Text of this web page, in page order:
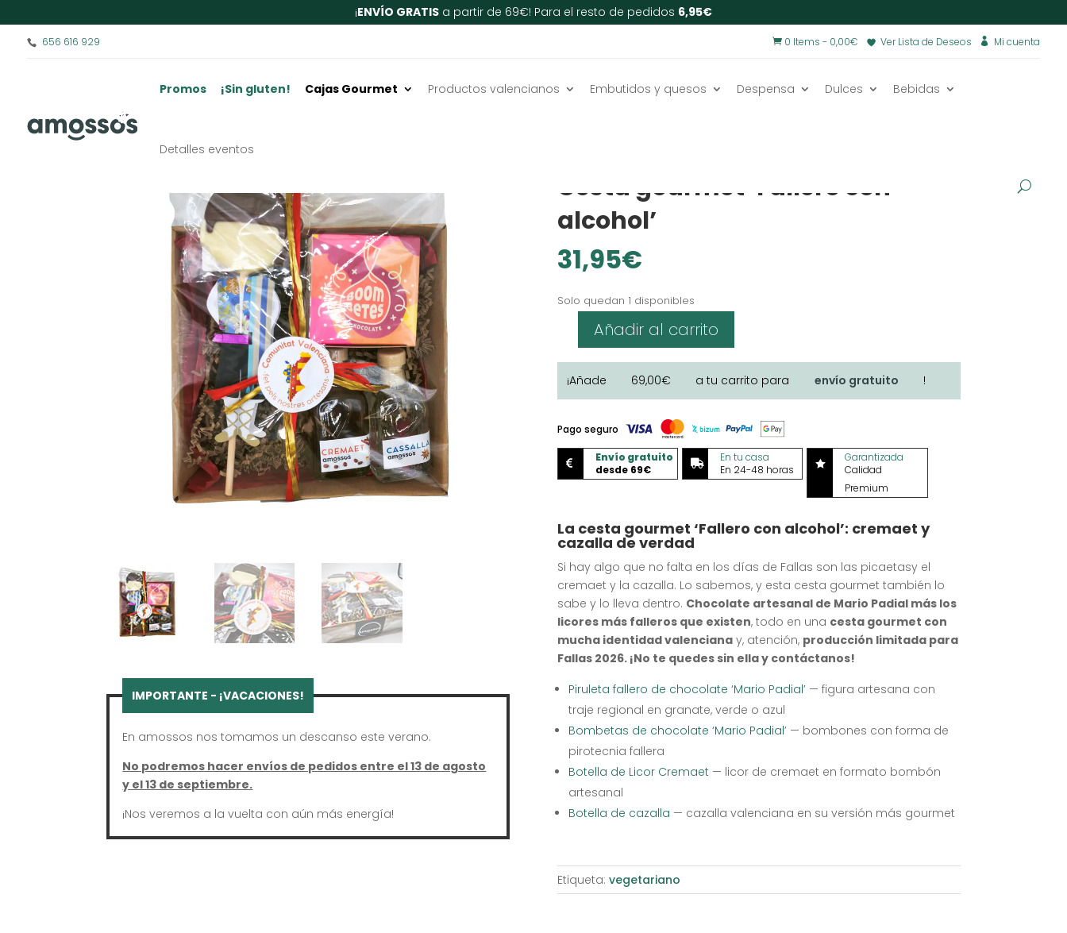
¡ENVÍO GRATIS a partir de 69€! Para el resto de pedidos 6,95€
656 616 929  Mi cuenta
Ver Lista de Deseos
 0 Items - 0,00€
Promos ¡Sin gluten! Cajas Gourmet Productos valencianos Embutidos y quesos Despensa Dulces Bebidas
Detalles eventos
En amossos nos tomamos un descanso este verano.
No podremos hacer envíos de pedidos entre el 13 de agosto
y el 13 de septiembre.
¡Nos veremos a la vuelta con aún más energía!
Cesta gourmet ‘Fallero con
alcohol’
31,95€
Solo quedan 1 disponibles
'Fallero
cantidad
Añadir al carrito
¡Añade 69,00€ a tu carrito para envío gratuito !
Pago seguro

Envío gratuito
desde 69€

En tu casa
En 24-48 horas

Garantizada
Calidad
Premium
La cesta gourmet ‘Fallero con alcohol’: cremaet y
cazalla de verdad
Si hay algo que no falta en los días de Fallas son las picaetasy el
cremaet y la cazalla. Lo sabemos, y esta cesta gourmet también lo
sabe y lo lleva dentro. Chocolate artesanal de Mario Padial más los
licores más falleros que existen, todo en una cesta gourmet con
mucha identidad valencianay, atención, producción limitada para
Fallas 2026. ¡No te quedes sin ella y contáctanos!
Piruleta fallero de chocolate ‘Mario Padial’— figura artesana con
traje regional en granate, verde o azul
Bombetas de chocolate ‘Mario Padial’— bombones con forma de
pirotecnia fallera
Botella de Licor Cremaet — licor de cremaet en formato bombón
artesanal
Botella de cazalla — cazalla valenciana en su versión más gourmet
Etiqueta: vegetariano